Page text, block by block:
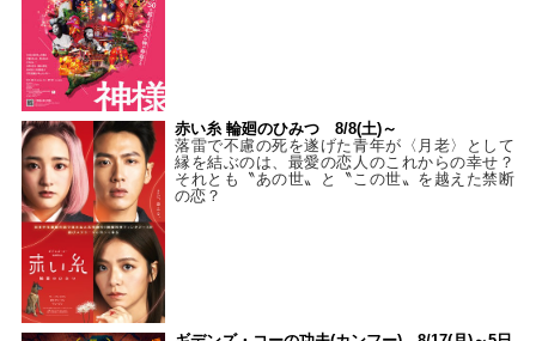
赤い糸 輪廻のひみつ 8/8(土)～
落雷で不慮の死を遂げた青年が〈月老〉として
縁を結ぶのは、最愛の恋人のこれからの幸せ？
それとも〝あの世〟と〝この世〟を越えた禁断
の恋？